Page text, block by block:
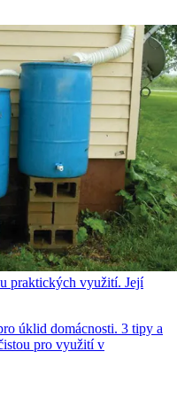
praktických využití. Její
úklid domácnosti. 3 tipy a
pro využití v